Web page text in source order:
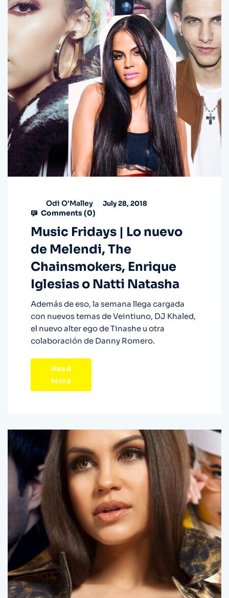
Odi O'Malley July 28, 2018
Comments (0)
Music Fridays | Lo nuevo
de Melendi, The
Chainsmokers, Enrique
Iglesias o Natti Natasha
Además de eso, la semana llega cargada
con nuevos temas de Veintiuno, DJ Khaled,
el nuevo alter ego de Tinashe u otra
colaboración de Danny Romero.
Read
More